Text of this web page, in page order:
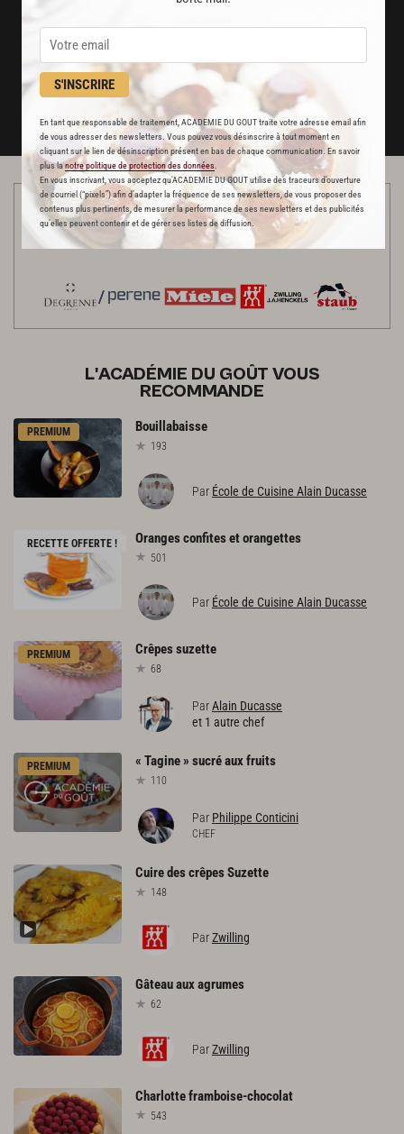
S'INSCRIRE
En tant que responsable de traitement, ACADEMIE DU GOUT traite votre adresse email afin
de vous adresser des newsletters. Vous pouvez vous désinscrire à tout moment en
cliquant sur le lien de désinscription présent en bas de chaque communication. En savoir
plus lanotre politique de protection des données
En vous inscrivant, vous acceptez qu'ACADEMIE DU GOUT utilise des traceurs d’ouverture
de courriel (“pixels”) afin d’adapter la fréquence de ses newsletters, de vous proposer des
contenus plus pertinents, de mesurer la performance de ses newsletters et des publicités
qu’elles peuvent contenir et de gérer ses listes de diffusion.
un service garanti sans publicité
JE M'ABONNE
DÉJÀ ABONNÉ(E) ? JE ME CONNECTE
Cette vidéo a été réalisée dans une cuisine habillée par nos
partenaires
L'ACADÉMIE DU GOÛT VOUS
RECOMMANDE
PREMIUM Bouillabaisse
193
Par École de Cuisine Alain Ducasse
RECETTE OFFERTE ! Orangesconfitesetorangettes
501
Par École de Cuisine Alain Ducasse
PREMIUM Crêpessuzette
68
ParAlain Ducasse
et 1 autre chef
PREMIUM « Tagine» sucréauxfruits
110
Par Philippe Conticini
CHEF
CuiredescrêpesSuzette
148
ParZwilling
Gâteauauxagrumes
62
ParZwilling
Charlotteframboise-chocolat
543